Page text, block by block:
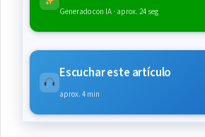
Generado con IA · aprox. 24 seg
Escuchar este artículo
aprox. 4 min